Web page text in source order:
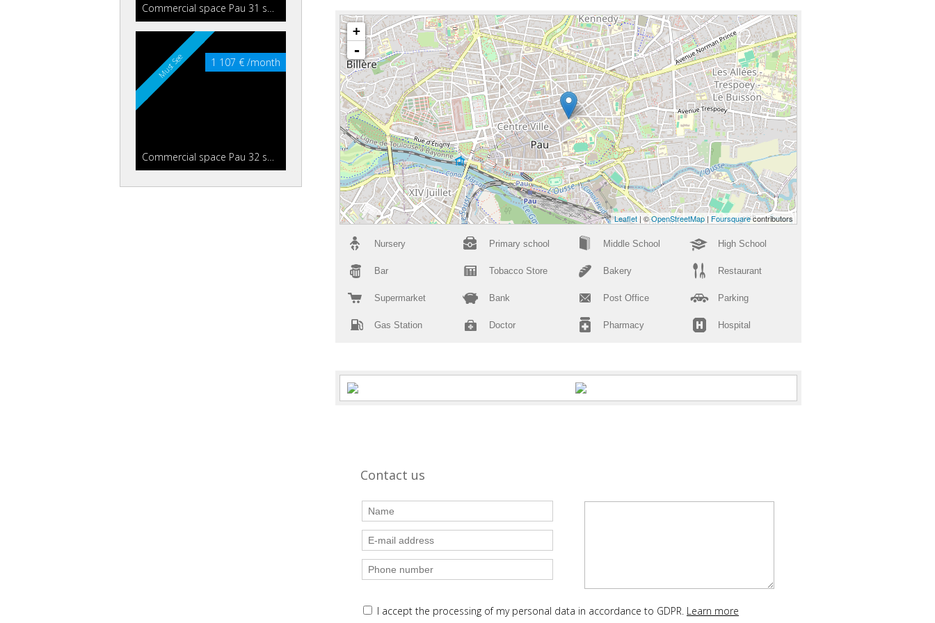
Commercial space Pau 31 sqm
Must See 1 107 € /month
Commercial space Pau 32 sqm
+
-
Leaflet | ©OpenStreetMap | Foursquarecontributors
Nursery Primary school Middle School High School
Bar Tobacco Store Bakery Restaurant
Supermarket Bank Post Office Parking
Gas Station Doctor Pharmacy Hospital
Contact us
I accept the processing of my personal data in accordance to GDPR. Learn more